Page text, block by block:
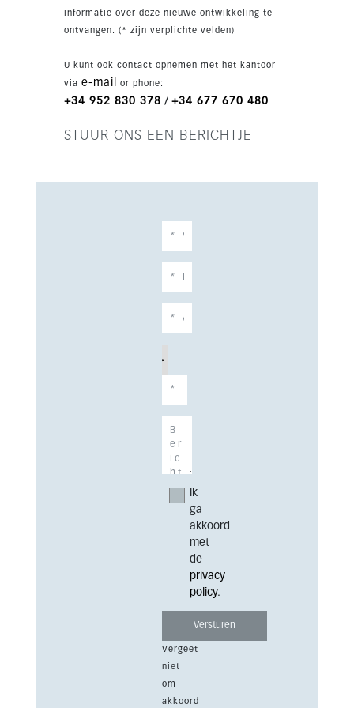
Málaga. Dit maakt het een interessante keuze
voor permanent wonen of als investering met
informatie over deze nieuwe ontwikkeling te
ontvangen. (* zijn verplichte velden)
U kunt ook contact opnemen met het kantoor
via e-mail or phone:
+34 952 830 378 / +34 677 670 480
STUUR ONS EEN BERICHTJE
Ik
ga
akkoord
met
de
privacy
policy.
Vergeet
niet
om
akkoord